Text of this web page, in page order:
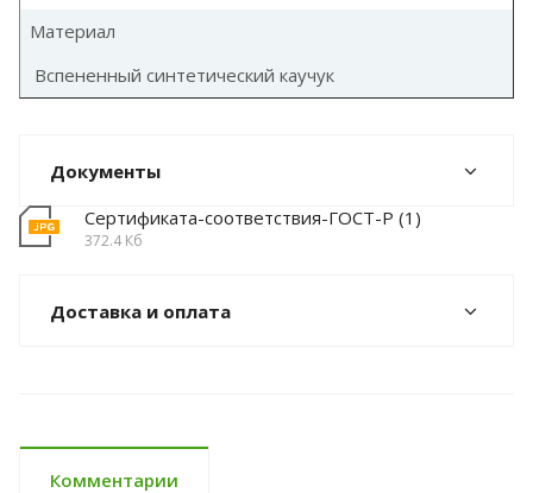
Материал
Вспененный синтетический каучук
Документы
Сертификата-соответствия-ГОСТ-Р (1)
372.4 Кб
Доставка и оплата
Комментарии